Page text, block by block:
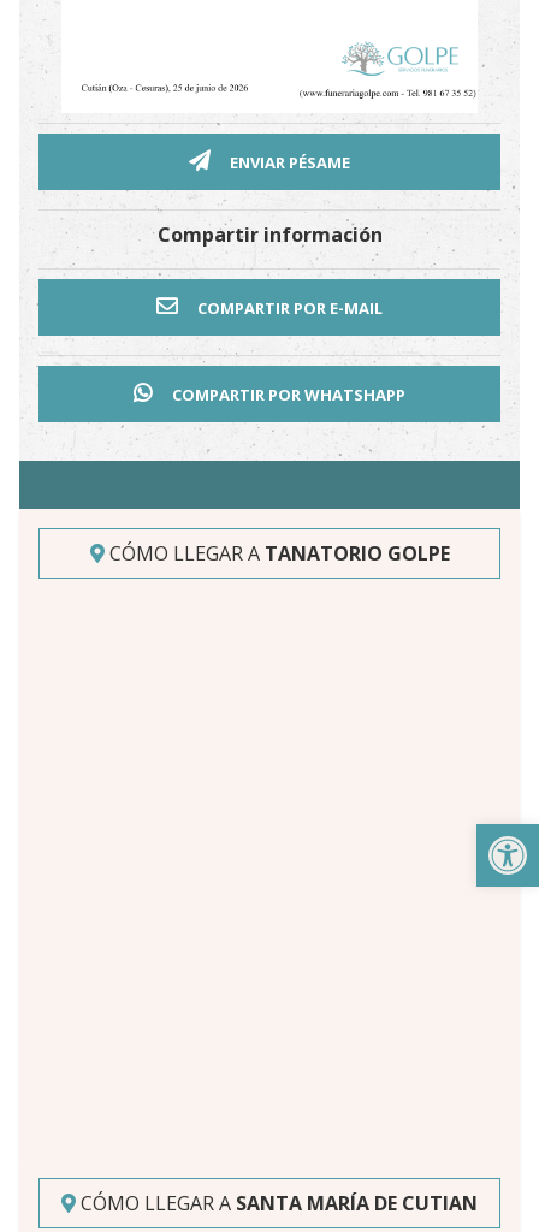
ENVIAR PÉSAME
Compartir información
COMPARTIR POR E-MAIL
COMPARTIR POR WHATSHAPP
CÓMO LLEGAR A TANATORIO GOLPE
CÓMO LLEGAR A SANTA MARÍA DE CUTIAN